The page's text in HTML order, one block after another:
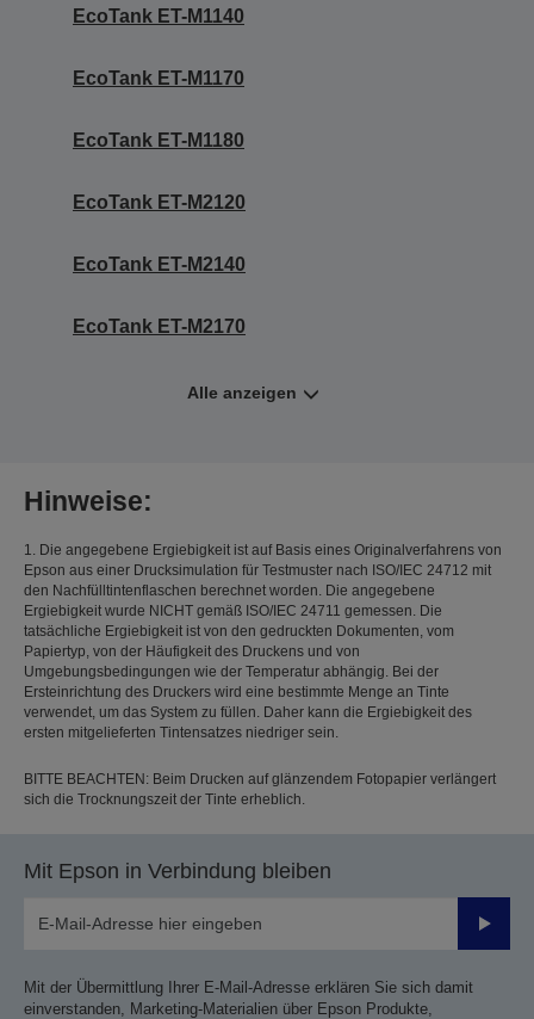
EcoTank ET-M1140
EcoTank ET-M1170
EcoTank ET-M1180
EcoTank ET-M2120
EcoTank ET-M2140
EcoTank ET-M2170
Alle anzeigen
Hinweise:
1. Die angegebene Ergiebigkeit ist auf Basis eines Originalverfahrens von
Epson aus einer Drucksimulation für Testmuster nach ISO/IEC 24712 mit
den Nachfülltintenflaschen berechnet worden. Die angegebene
Ergiebigkeit wurde NICHT gemäß ISO/IEC 24711 gemessen. Die
tatsächliche Ergiebigkeit ist von den gedruckten Dokumenten, vom
Papiertyp, von der Häufigkeit des Druckens und von
Umgebungsbedingungen wie der Temperatur abhängig. Bei der
Ersteinrichtung des Druckers wird eine bestimmte Menge an Tinte
verwendet, um das System zu füllen. Daher kann die Ergiebigkeit des
ersten mitgelieferten Tintensatzes niedriger sein.
BITTE BEACHTEN: Beim Drucken auf glänzendem Fotopapier verlängert
sich die Trocknungszeit der Tinte erheblich.
Mit Epson in Verbindung bleiben
Mit der Übermittlung Ihrer E-Mail-Adresse erklären Sie sich damit
einverstanden, Marketing-Materialien über Epson Produkte,